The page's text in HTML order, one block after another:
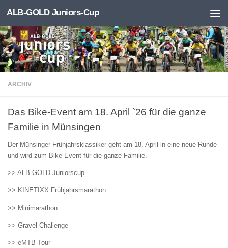
Zum Inhalt springen
ALB-GOLD Juniors-Cup
ARCHIV
Das Bike-Event am 18. April `26 für die ganze
Familie in Münsingen
Der Münsinger Frühjahrsklassiker geht am 18. April in eine neue Runde
und wird zum Bike-Event für die ganze Familie.
>> ALB-GOLD Juniorscup
>> KINETIXX Frühjahrsmarathon
>> Minimarathon
>> Gravel-Challenge
>> eMTB-Tour